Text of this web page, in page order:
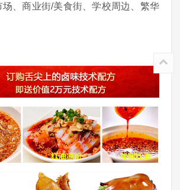
、商业街/美食街、学校周边、繁华